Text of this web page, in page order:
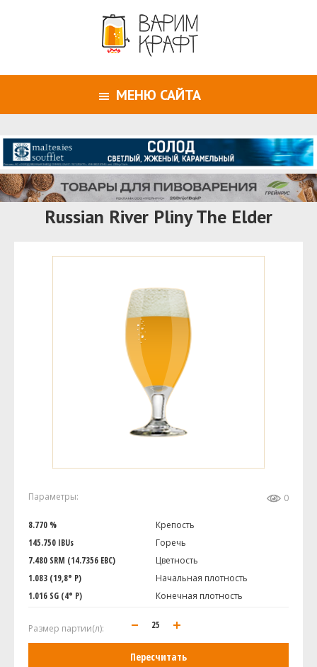
МЕНЮ САЙТА
Russian River Pliny The Elder
Параметры: 0
8.770 %
Крепость
145.750 IBUs
Горечь
7.480 SRM (14.7356 EBC)
Цветность
1.083 (19,8° P)
Начальная плотность
1.016 SG (4° P)
Конечная плотность
Размер партии(л):
Пересчитать